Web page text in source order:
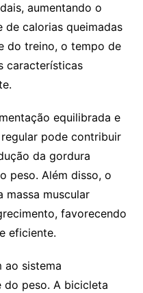
aumentando o
calorias queimadas
do treino, o tempo de
características
equilibrada e
pode contribuir
da gordura
peso. Além disso, o
massa muscular
favorecendo
eficiente.
ao sistema
peso. A bicicleta